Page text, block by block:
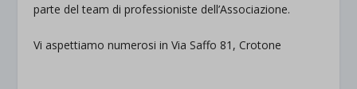
parte del team di professioniste dell’Associazione.
Vi aspettiamo numerosi in Via Saffo 81, Crotone